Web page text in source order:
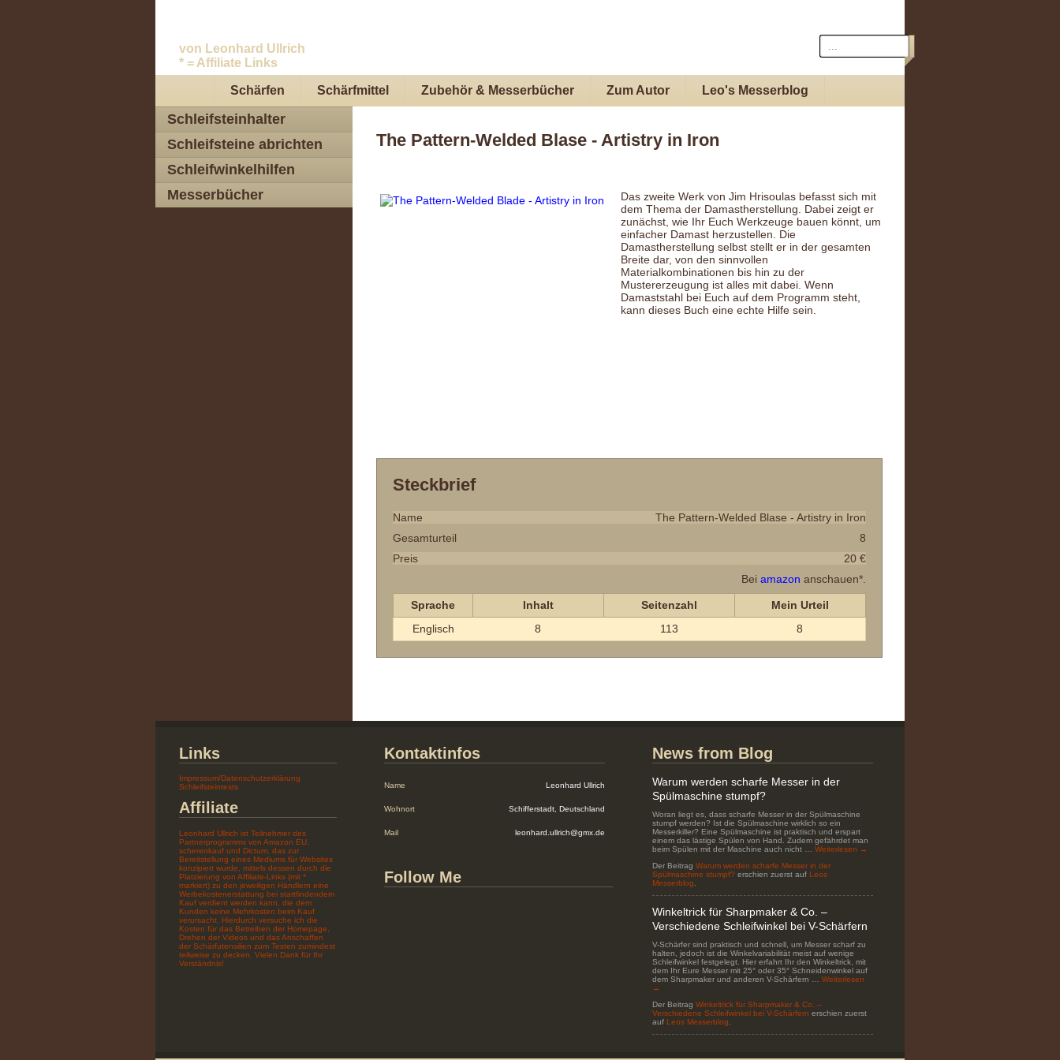
von Leonhard Ullrich
* = Affiliate Links
Schärfen Schärfmittel Zubehör & Messerbücher Zum Autor Leo's Messerblog
The Pattern-Welded Blase - Artistry in Iron
Das zweite Werk von Jim Hrisoulas befasst sich mit
dem Thema der Damastherstellung. Dabei zeigt er
zunächst, wie Ihr Euch Werkzeuge bauen könnt, um
einfacher Damast herzustellen. Die
Damastherstellung selbst stellt er in der gesamten
Breite dar, von den sinnvollen
Materialkombinationen bis hin zu der
Mustererzeugung ist alles mit dabei. Wenn
Damaststahl bei Euch auf dem Programm steht,
kann dieses Buch eine echte Hilfe sein.
Steckbrief
Name
The Pattern-Welded Blase - Artistry in Iron
Gesamturteil
8
Preis
20 €
Bei amazon anschauen*.
Sprache Inhalt Seitenzahl
Mein Urteil
Englisch
8 113 8
Schleifsteinhalter
Schleifsteine abrichten
Schleifwinkelhilfen
Messerbücher
Links
Impressum/Datenschutzerklärung
Schleifsteintests
Affiliate
Leonhard Ullrich ist Teilnehmer des
Partnerprogramms von Amazon EU,
scherenkauf und Dictum, das zur
Bereitstellung eines Mediums für Websites
konzipiert wurde, mittels dessen durch die
Platzierung von Affiliate-Links (mit *
markiert) zu den jeweiligen Händlern eine
Werbekostenerstattung bei stattfindendem
Kauf verdient werden kann, die dem
Kunden keine Mehrkosten beim Kauf
verursacht. Hierdurch versuche ich die
Kosten für das Betreiben der Homepage,
Drehen der Videos und das Anschaffen
der Schärfutensilien zum Testen zumindest
teilweise zu decken. Vielen Dank für Ihr
Verständnis!
Kontaktinfos
Name Leonhard Ullrich
Wohnort Schifferstadt, Deutschland
Mail leonhard.ullrich@gmx.de
Follow Me
News from Blog
Warum werden scharfe Messer in der
Spülmaschine stumpf?
Woran liegt es, dass scharfe Messer in der Spülmaschine
stumpf werden? Ist die Spülmaschine wirklich so ein
Messerkiller? Eine Spülmaschine ist praktisch und erspart
einem das lästige Spülen von Hand. Zudem gefährdet man
beim Spülen mit der Maschine auch nicht … Weiterlesen →
Der Beitrag Warum werden scharfe Messer in der
Spülmaschine stumpf? erschien zuerst auf Leos
Messerblog.
Winkeltrick für Sharpmaker & Co. –
Verschiedene Schleifwinkel bei V-Schärfern
V-Schärfer sind praktisch und schnell, um Messer scharf zu
halten, jedoch ist die Winkelvariabilität meist auf wenige
Schleifwinkel festgelegt. Hier erfahrt Ihr den Winkeltrick, mit
dem Ihr Eure Messer mit 25° oder 35° Schneidenwinkel auf
dem Sharpmaker und anderen V-Schärfern … Weiterlesen
→
Der Beitrag Winkeltrick für Sharpmaker & Co. –
Verschiedene Schleifwinkel bei V-Schärfern erschien zuerst
auf Leos Messerblog.